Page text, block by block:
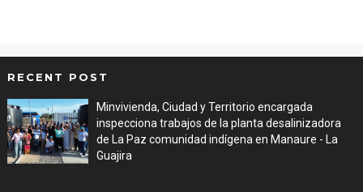
RECENT POST
Minvivienda, Ciudad y Territorio encargada
inspecciona trabajos de la planta desalinizadora
de La Paz comunidad indígena en Manaure - La
Guajira